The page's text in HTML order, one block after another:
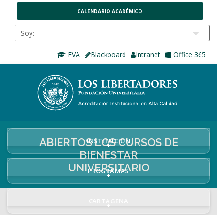
CALENDARIO ACADÉMICO
EVA Blackboard Intranet Office 365
INSTITUCIÓN
+
PROGRAMAS
+
+
ABIERTOS LOS CURSOS DE
BIENESTAR
UNIVERSITARIO